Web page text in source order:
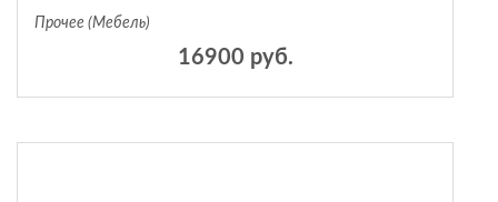
Прочее (Мебель)
16900 руб.